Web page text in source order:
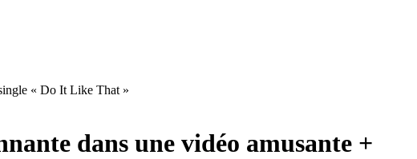
« Do It Like That »
dans une vidéo amusante +